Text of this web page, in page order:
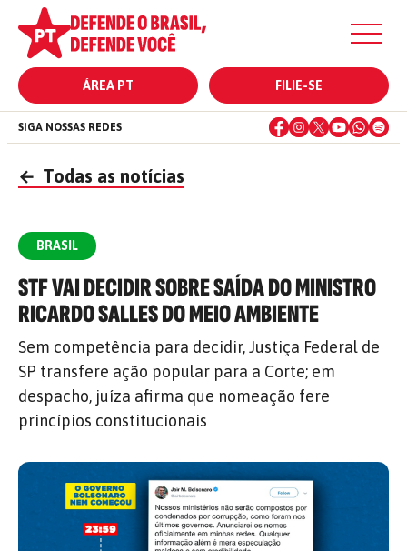
ÁREA PT FILIE-SE
SIGA NOSSAS REDES
← Todas as notícias
BRASIL
STF VAI DECIDIR SOBRE SAÍDA DO MINISTRO
RICARDO SALLES DO MEIO AMBIENTE
Sem competência para decidir, Justiça Federal de
SP transfere ação popular para a Corte; em
despacho, juíza afirma que nomeação fere
princípios constitucionais